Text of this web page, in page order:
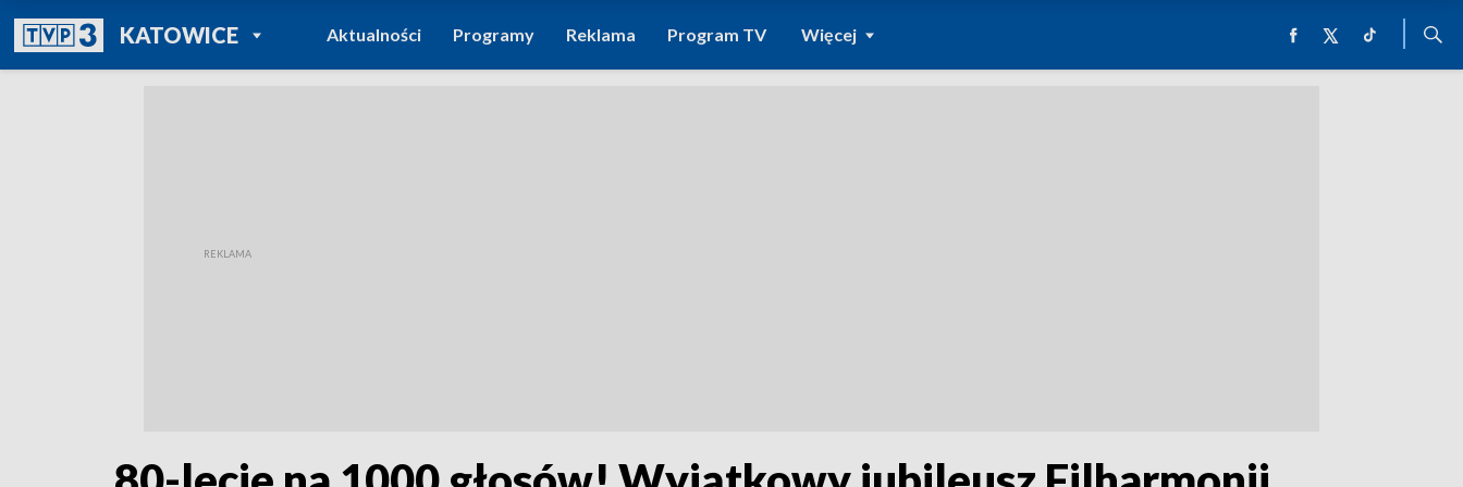
KATOWICEPOWRÓT DO
TVP REGIONY
Aktualności Programy Reklama Program TV Więcej